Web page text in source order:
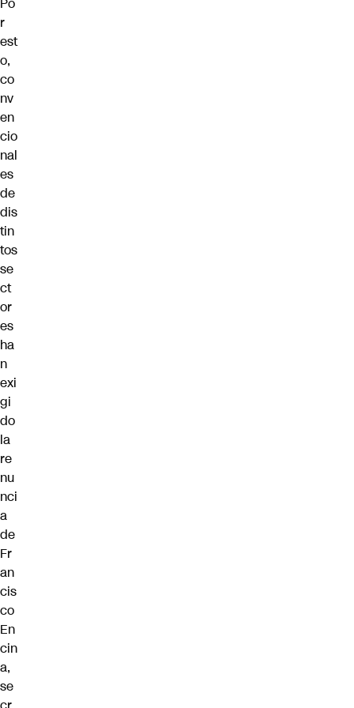
r
est
o,
co
nv
en
cio
nal
es
de
dis
tin
tos
se
ct
or
es
ha
n
exi
gi
do
la
re
nu
nci
a
de
Fr
an
cis
co
En
cin
a,
se